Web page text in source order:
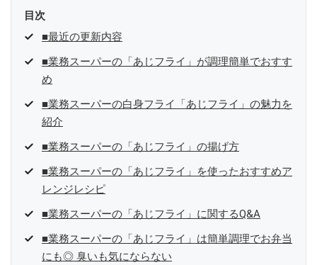
目次
■最近の更新内容
■業務スーパーの「あじフライ」が調理簡単でおすす
め
■業務スーパーの白身フライ「あじフライ」の魅力を
紹介
■業務スーパーの「あじフライ」の揚げ方
■業務スーパーの「あじフライ」を使ったおすすめア
レンジレシピ
■業務スーパーの「あじフライ」に関するQ&A
■業務スーパーの「あじフライ」は簡単調理でお弁当
にも◎ 臭いも気にならない